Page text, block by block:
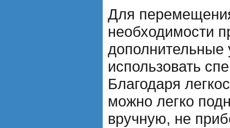
Для
необходимости
дополнительные
использовать
Благодаря
можно легко
вручную, не